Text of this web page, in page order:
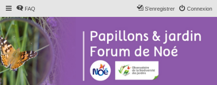
FAQ Connexion
S’enregistrer